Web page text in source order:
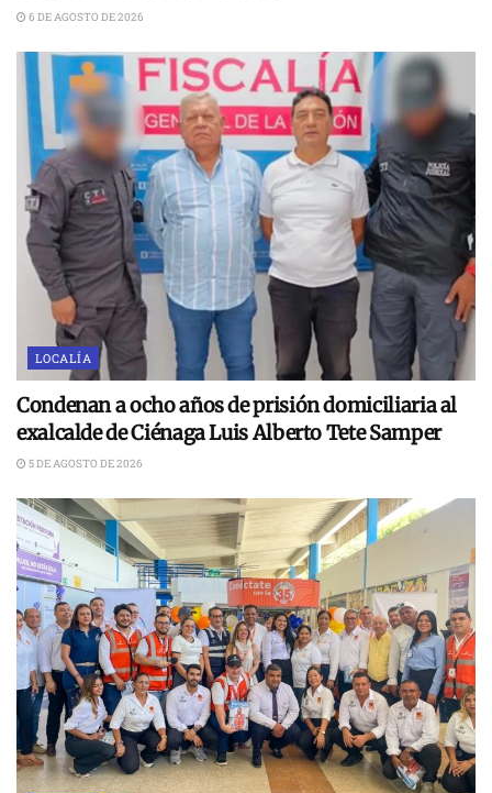
6 DE AGOSTO DE 2026
LOCALÍA
Condenan a ocho años de prisión domiciliaria al
exalcalde de Ciénaga Luis Alberto Tete Samper
5 DE AGOSTO DE 2026